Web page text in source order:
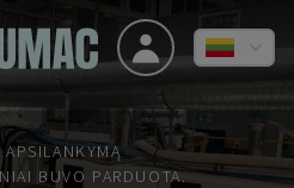
BUVO PARDUOTA.